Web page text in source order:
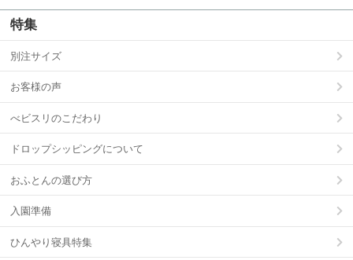
特集
別注サイズ
お客様の声
べビスリのこだわり
ドロップシッピングについて
おふとんの選び方
入園準備
ひんやり寝具特集